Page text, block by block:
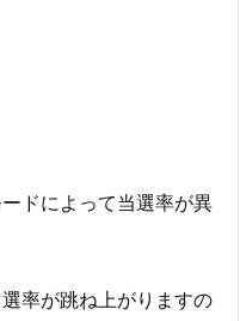
ドによって当選率が異
率が跳ね上がりますの